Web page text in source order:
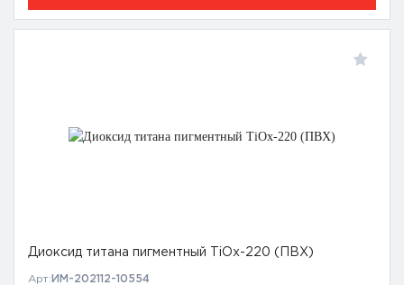
Диоксид титана пигментный TiOx-220 (ПВХ)
Арт: ИМ-202112-10554